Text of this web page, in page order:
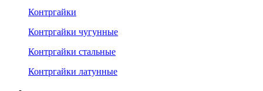
Контргайки
Контргайки чугунные
Контргайки стальные
Контргайки латунные